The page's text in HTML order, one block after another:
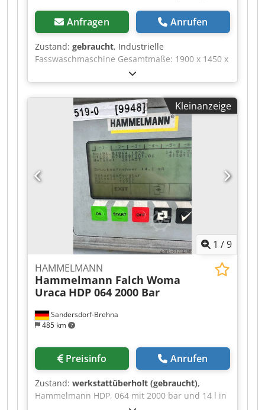
Anfragen Anrufen
Zustand: gebraucht, Industrielle
Fasswaschmaschine Gesamtmaße: 1900 x 1450 x
2350 mm Crjdpfx Aoy E Tw Tscwjf Ohne Pumpe
Kleinanzeige
1 /9
Sandersdorf-Brehna
485 km
HAMMELMANN
Hammelmann Falch Woma
Uraca HDP 064 2000 Bar
Preisinfo Anrufen
Zustand: werkstattüberholt (gebraucht),
Hammelmann HDP, 064 mit 2000 bar und 14 l in